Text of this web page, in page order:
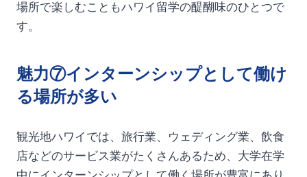
場所で楽しむこともハワイ留学の醍醐味のひとつで
す。
魅力⑦インターンシップとして働け
る場所が多い
観光地ハワイでは、旅行業、ウェディング業、飲食
店などのサービス業がたくさんあるため、大学在学